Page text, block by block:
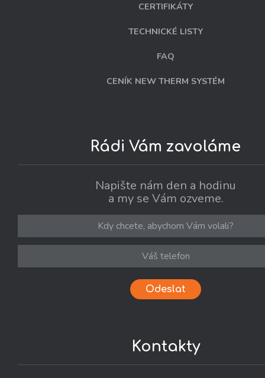
CERTIFIKÁTY
TECHNICKÉ LISTY
FAQ
CENÍK NEW THERM SYSTÉM
Rádi Vám zavoláme
Napište nám den a hodinu
a my se Vám ozveme.
Odeslat
Kontakty